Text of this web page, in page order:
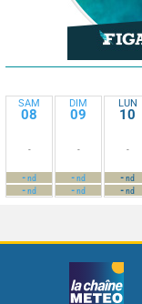
SAM
08
-
-nd
-nd
DIM
09
-
-nd
-nd
LUN
10
-
-nd
-nd